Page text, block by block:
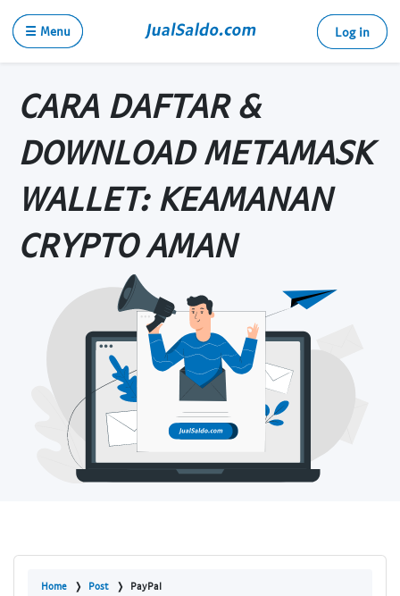
☰ Menu Log in
CARA DAFTAR &
DOWNLOAD METAMASK
WALLET: KEAMANAN
CRYPTO AMAN
Home Post PayPal